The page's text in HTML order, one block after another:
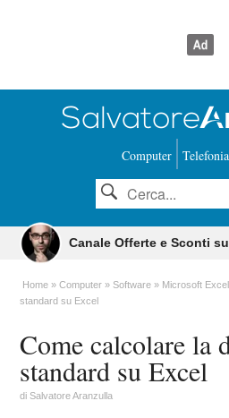
Computer Telefonia
Canale Offerte e Sconti
Home Computer Software Microsoft Excel
standard su Excel
Come calcolare la
standard su Excel
diSalvatore Aranzulla